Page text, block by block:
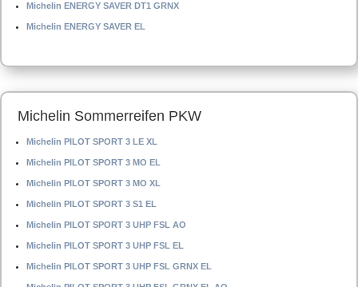
Michelin ENERGY SAVER DT1 GRNX
Michelin ENERGY SAVER EL
Michelin Sommerreifen PKW
Michelin PILOT SPORT 3 LE XL
Michelin PILOT SPORT 3 MO EL
Michelin PILOT SPORT 3 MO XL
Michelin PILOT SPORT 3 S1 EL
Michelin PILOT SPORT 3 UHP FSL AO
Michelin PILOT SPORT 3 UHP FSL EL
Michelin PILOT SPORT 3 UHP FSL GRNX EL